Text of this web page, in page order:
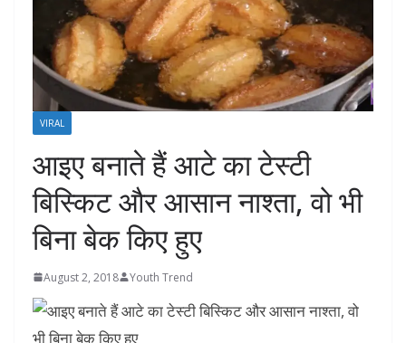
VIRAL
आइए बनाते हैं आटे का टेस्टी
बिस्किट और आसान नाश्ता, वो भी
बिना बेक किए हुए
August 2, 2018 Youth Trend